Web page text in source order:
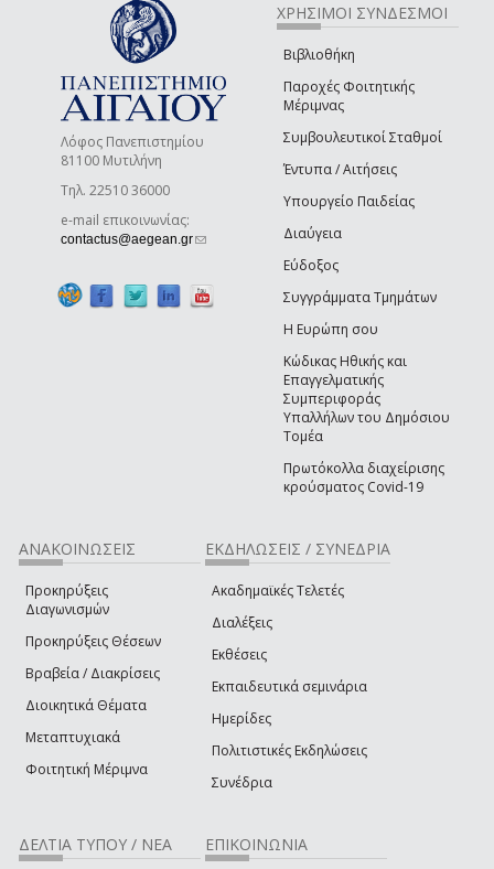
Λόφος Πανεπιστημίου
81100 Μυτιλήνη
Τηλ. 22510 36000
e-mail επικοινωνίας:
contactus@aegean.gr(link sends e-mail)
ΧΡΗΣΙΜΟΙ ΣΥΝΔΕΣΜΟΙ
Βιβλιοθήκη
Παροχές Φοιτητικής
Μέριμνας
Συμβουλευτικοί Σταθμοί
Έντυπα / Αιτήσεις
Υπουργείο Παιδείας
Διαύγεια
Εύδοξος
Συγγράμματα Τμημάτων
Η Ευρώπη σου
Κώδικας Ηθικής και
Επαγγελματικής
Συμπεριφοράς
Υπαλλήλων του Δημόσιου
Τομέα
Πρωτόκολλα διαχείρισης
κρούσματος Covid-19
ΑΝΑΚΟΙΝΩΣΕΙΣ
Προκηρύξεις
Διαγωνισμών
Προκηρύξεις Θέσεων
Βραβεία / Διακρίσεις
Διοικητικά Θέματα
Μεταπτυχιακά
Φοιτητική Μέριμνα
ΕΚΔΗΛΩΣΕΙΣ / ΣΥΝΕΔΡΙΑ
Ακαδημαϊκές Τελετές
Διαλέξεις
Εκθέσεις
Εκπαιδευτικά σεμινάρια
Ημερίδες
Πολιτιστικές Εκδηλώσεις
Συνέδρια
ΔΕΛΤΙΑ ΤΥΠΟΥ / ΝΕΑ ΕΠΙΚΟΙΝΩΝΙΑ